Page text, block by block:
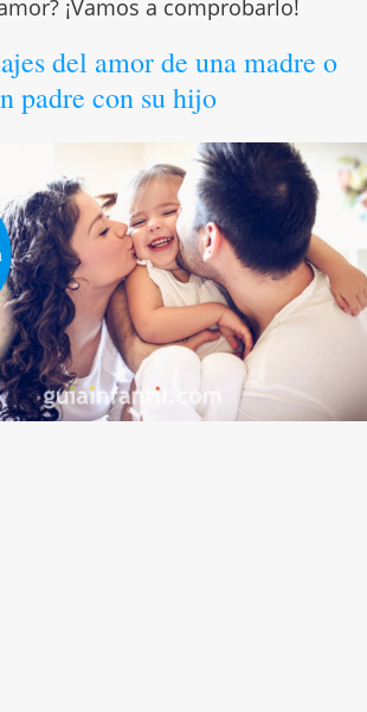
¡Vamos a comprobarlo!
del amor de una madre o
padre con su hijo